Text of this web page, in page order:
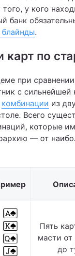
у кого
банк
.
карт по
при
с сильнейшей
комбинации из
Всего
которые
— от
Пять
масти от
до